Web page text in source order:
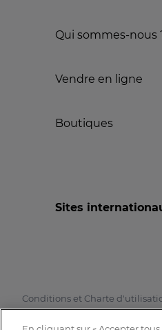
Qui sommes-nous
Vendre en ligne
Boutiques
Sites
Conditions et Charte